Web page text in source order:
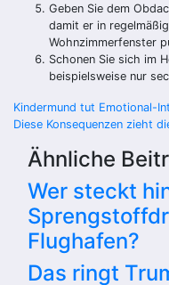
Geben Sie dem
damit er in
Wohnzimmerfenster
Schonen Sie sich im
beispielsweise nur
Kindermund tut Emotional-
Diese Konsequenzen zieht
Ähnliche
Wer steckt
Flughafen?
Das ringt